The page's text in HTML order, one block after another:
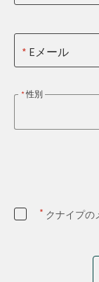
Eメール
性別
* クナイプの